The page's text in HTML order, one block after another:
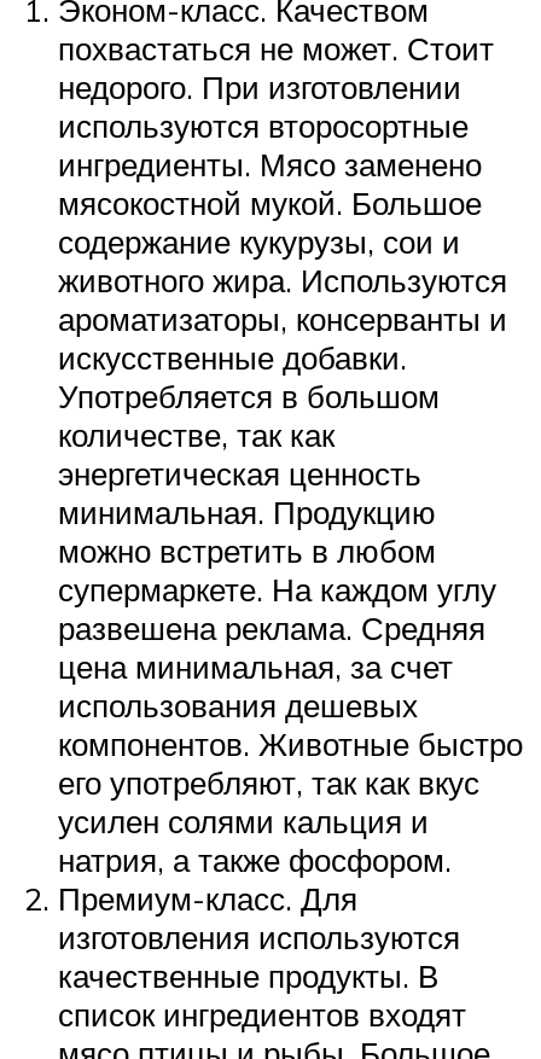
Эконом-класс. Качеством
похвастаться не может. Стоит
недорого. При изготовлении
используются второсортные
ингредиенты. Мясо заменено
мясокостной мукой. Большое
содержание кукурузы, сои и
животного жира. Используются
ароматизаторы, консерванты и
искусственные добавки.
Употребляется в большом
количестве, так как
энергетическая ценность
минимальная. Продукцию
можно встретить в любом
супермаркете. На каждом углу
развешена реклама. Средняя
цена минимальная, за счет
использования дешевых
компонентов. Животные быстро
его употребляют, так как вкус
усилен солями кальция и
натрия, а также фосфором.
Премиум-класс. Для
изготовления используются
качественные продукты. В
список ингредиентов входят